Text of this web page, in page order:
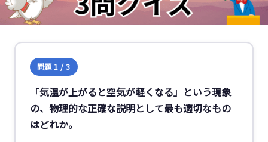
問題 1 / 3
「気温が上がると空気が軽くなる」という現象
の、物理的な正確な説明として最も適切なもの
はどれか。